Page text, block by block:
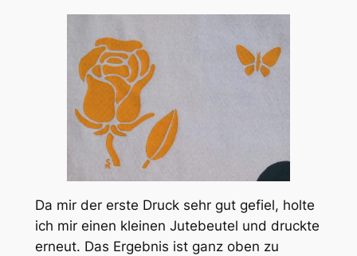
Da mir der erste Druck sehr gut gefiel, holte
ich mir einen kleinen Jutebeutel und druckte
erneut. Das Ergebnis ist ganz oben zu